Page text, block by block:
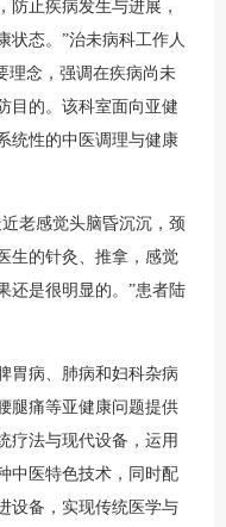
防止疾病发生与进展，
状态。”治未病科工作人
理念，强调在疾病尚未
目的。该科室面向亚健
统性的中医调理与健康
老感觉头脑昏沉沉，颈
生的针灸、推拿，感觉
还是很明显的。”患者陆
胃病、肺病和妇科杂病
腿痛等亚健康问题提供
疗法与现代设备，运用
中医特色技术，同时配
设备，实现传统医学与